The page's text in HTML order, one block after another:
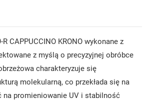
CAPPUCCINO KRONO wykonane z
z myślą o precyzyjnej obróbce
charakteryzuje się
molekularną, co przekłada się na
na promieniowanie UV i stabilność